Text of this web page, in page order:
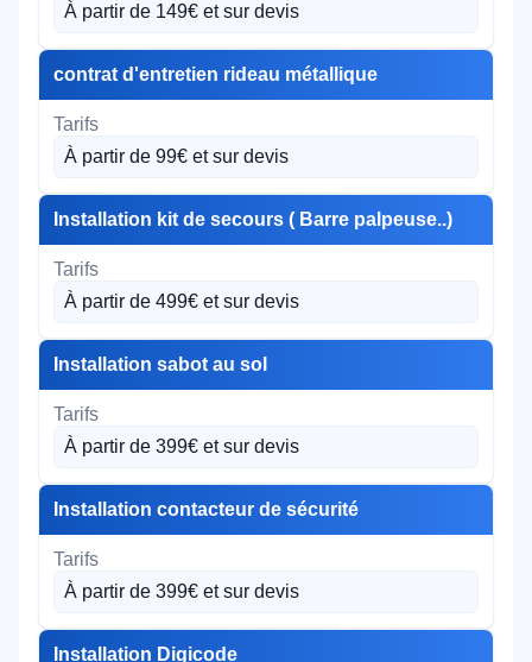
À partir de 149€ et sur devis
contrat d'entretien rideau métallique
À partir de 99€ et sur devis
Installation kit de secours ( Barre palpeuse..)
À partir de 499€ et sur devis
Installation sabot au sol
À partir de 399€ et sur devis
Installation contacteur de sécurité
À partir de 399€ et sur devis
Installation Digicode